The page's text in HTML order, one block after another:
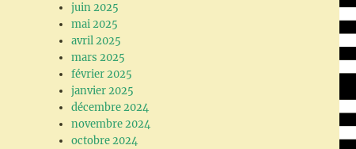
juin 2025
mai 2025
avril 2025
mars 2025
février 2025
janvier 2025
décembre 2024
novembre 2024
octobre 2024